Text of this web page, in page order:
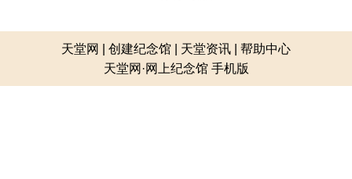
天堂网 创建纪念馆 天堂资讯
帮助中心
天堂网·网上纪念馆 手机版